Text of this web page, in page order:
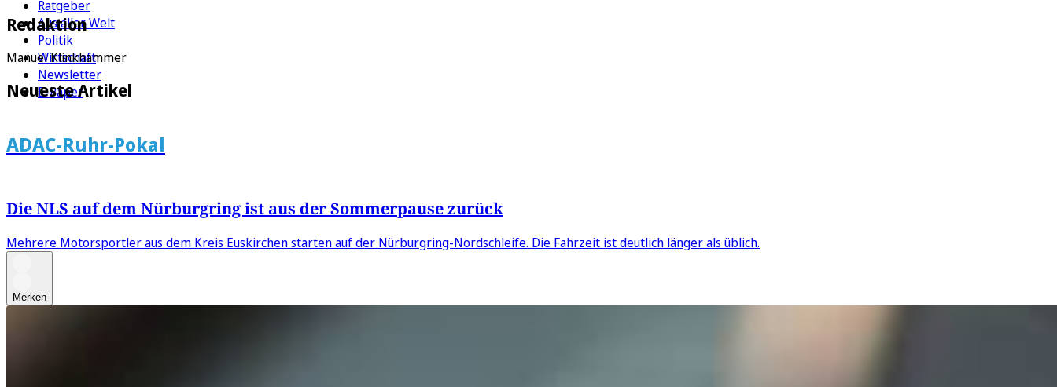
Ratgeber
Aus aller Welt
Politik
Wirtschaft
Newsletter
E-Paper
Redaktion
Manuel Klinkhammer
Neueste Artikel
ADAC-Ruhr-Pokal
Die NLS auf dem Nürburgring ist aus der Sommerpause zurück
Mehrere Motorsportler aus dem Kreis Euskirchen starten auf der Nürburgring-Nordschleife. Die Fahrzeit ist deutlich länger als üblich.
Merken